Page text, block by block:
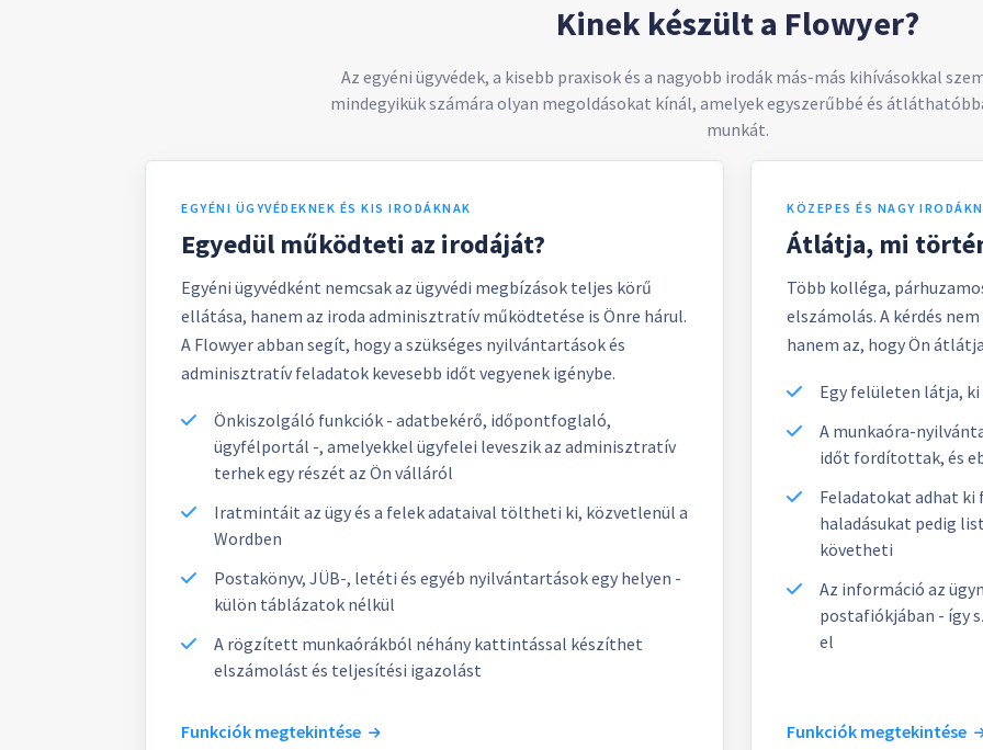
Kinek készült a Flowyer?
Az egyéni ügyvédek, a kisebb praxisok és a nagyobb irodák más-más kihívásokkal
mindegyikük számára olyan megoldásokat kínál, amelyek egyszerűbbé és
munkát.
EGYÉNI ÜGYVÉDEKNEK ÉS KIS IRODÁKNAK
Egyedül működteti az irodáját?
Egyéni ügyvédként nemcsak az ügyvédi megbízások teljes körű
ellátása, hanem az iroda adminisztratív működtetése is Önre hárul.
A Flowyer abban segít, hogy a szükséges nyilvántartások és
adminisztratív feladatok kevesebb időt vegyenek igénybe.
Önkiszolgáló funkciók - adatbekérő, időpontfoglaló,
ügyfélportál -, amelyekkel ügyfelei leveszik az adminisztratív
terhek egy részét az Ön válláról
Iratmintáit az ügy és a felek adataival töltheti ki, közvetlenül a
Wordben
Postakönyv, JÜB-, letéti és egyéb nyilvántartások egy helyen -
külön táblázatok nélkül
A rögzített munkaórákból néhány kattintással készíthet
elszámolást és teljesítési igazolást
Funkciók megtekintése
KÖZEPES ÉS NAGY
Átlátja, mi
Több kolléga,
elszámolás. A kérdés
hanem az, hogy Ön
Egy felületen látja,
A munkaóra-
időt fordítottak, és
Feladatokat adhat ki
haladásukat pedig
követheti
Az információ az
postafiókjában - így
el
Funkciók megtekintése